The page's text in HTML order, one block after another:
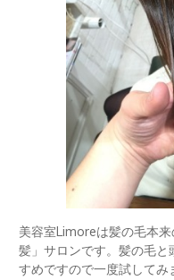
美容室Limoreは髪の毛本
髪」サロンです。髪の毛
すめですので一度試してみ